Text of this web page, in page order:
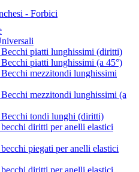
- Forbici
Becchi piatti lunghissimi (diritti)
piatti lunghissimi (a 45°)
Becchi mezzitondi lunghissimi
mezzitondi lunghissimi (a
Becchi tondi lunghi (diritti)
diritti per anelli elastici
piegati per anelli elastici
diritti per anelli elastici